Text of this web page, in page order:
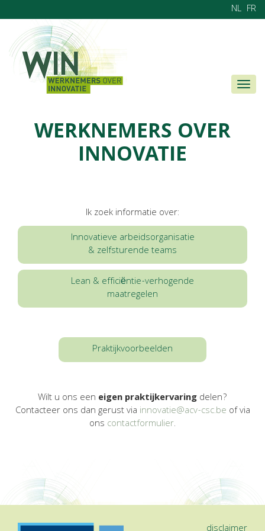
NL FR
WERKNEMERS OVER
INNOVATIE
Ik zoek informatie over:
Innovatieve arbeidsorganisatie
& zelfsturende teams
Lean & efficiëntie-verhogende
maatregelen
Praktijkvoorbeelden
Wilt u ons een eigen praktijkervaringdelen?
Contacteer ons dan gerust via innovatie@acv-csc.be of via
ons contactformulier.